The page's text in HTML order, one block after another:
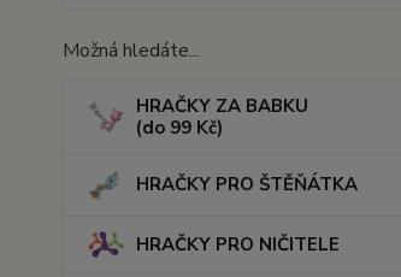
Možná hledáte...
HRAČKY ZA BABKU
(do 99 Kč)
HRAČKY PRO ŠTĚŇÁTKA
HRAČKY PRO NIČITELE